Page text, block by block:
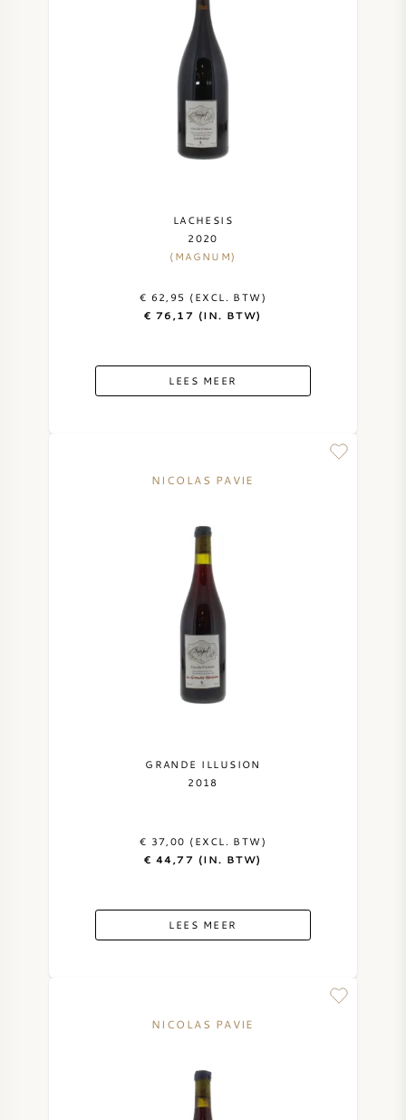
LACHESIS
2020
(MAGNUM)
€ 62,95 (EXCL. BTW)
€ 76,17 (IN. BTW)
LEES MEER
NICOLAS PAVIE
GRANDE ILLUSION
2018
€ 37,00 (EXCL. BTW)
€ 44,77 (IN. BTW)
LEES MEER
NICOLAS PAVIE